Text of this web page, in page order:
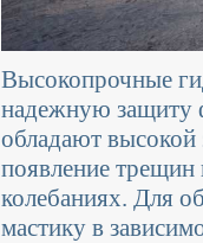
Высокопрочные
надежную защиту
обладают высокой
появление
колебаниях. Для
мастику в